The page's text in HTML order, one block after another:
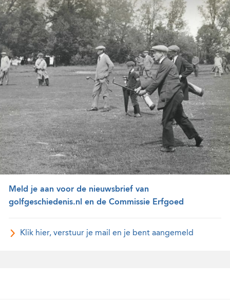
Meld je aan voor de nieuwsbrief van
golfgeschiedenis.nl en de Commissie Erfgoed
Klik hier, verstuur je mail en je bent aangemeld